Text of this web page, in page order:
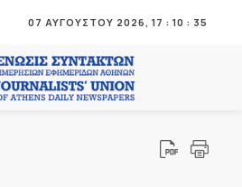
07 ΑΥΓΟΥΣΤΟΥ 2026, 17 : 10 : 35